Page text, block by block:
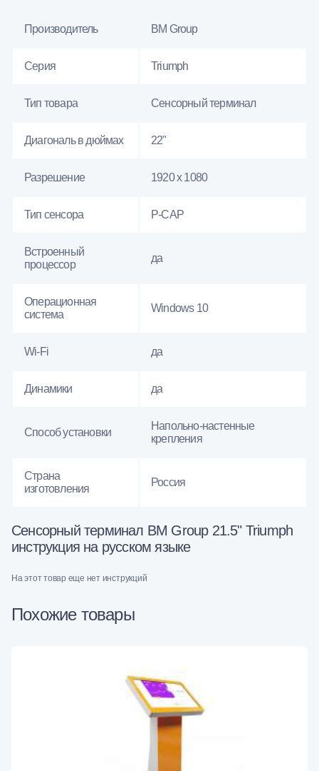
Производитель BM Group
Серия Triumph
Тип товара Сенсорный терминал
Диагональ в дюймах 22"
Разрешение 1920 x 1080
Тип сенсора P-CAP
Встроенный
процессор
да
Операционная
система
Windows 10
Wi-Fi да
Динамики да
Способ установки
Напольно-настенные
крепления
Страна
изготовления
Россия
Сенсорный терминал BM Group 21.5" Triumph
инструкция на русском языке
На этот товар еще нет инструкций
Похожие товары